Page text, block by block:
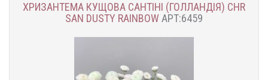
ХРИЗАНТЕМА КУЩОВА САНТІНІ (ГОЛЛАНДІЯ) CHR
SAN DUSTY RAINBOW АРТ:6459